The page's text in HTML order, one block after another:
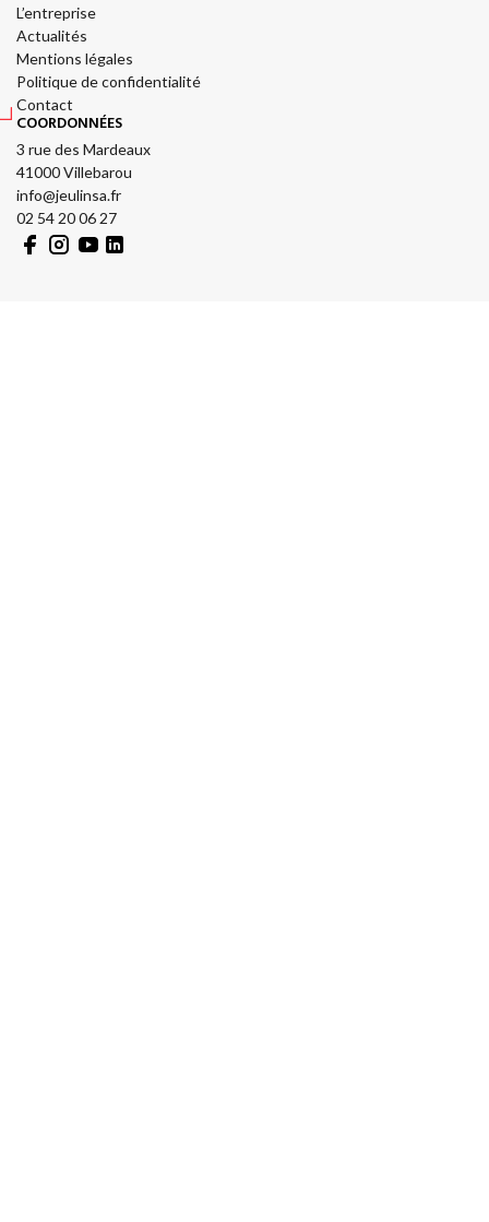
L’entreprise
Actualités
Mentions légales
Politique de confidentialité
Contact
COORDONNÉES
3 rue des Mardeaux
41000 Villebarou
info@jeulinsa.fr
02 54 20 06 27